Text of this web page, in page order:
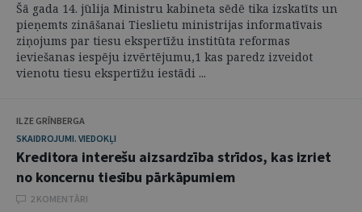
Šā gada 14. jūlija Ministru kabineta sēdē tika izskatīts un
pieņemts zināšanai Tieslietu ministrijas informatīvais
ziņojums par tiesu ekspertīžu institūta reformas
ieviešanas iespēju izvērtējumu,1 kas paredz izveidot
vienotu tiesu ekspertīžu iestādi ...
ILZE GRĪNBERGA
SKAIDROJUMI. VIEDOKĻI
Kreditora interešu aizsardzība strīdos, kas izriet
no koncernu tiesību pārkāpumiem
2 KOMENTĀRI